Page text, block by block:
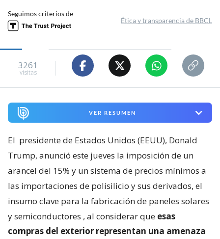
Seguimos criterios de
Ética y transparencia de BBCL
3261
visitas
VER RESUMEN
El presidente de Estados Unidos (EEUU), Donald
Trump, anunció este jueves la imposición de un
arancel del 15% y un sistema de precios mínimos a
las importaciones de polisilicio y sus derivados, el
insumo clave para la fabricación de paneles solares
y semiconductores , al considerar que esas
compras del exterior representan una amenaza